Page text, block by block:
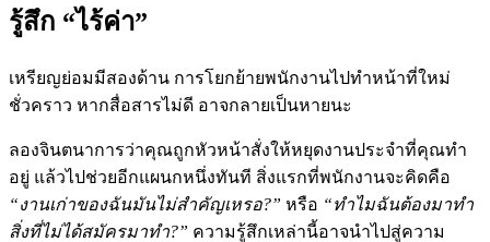
รู้สึก “ไร้ค่า”
เหรียญย่อมมีสองด้าน การโยกย้ายพนักงานไปทำหน้าที่ใหม่
ชั่วคราว หากสื่อสารไม่ดี อาจกลายเป็นหายนะ
ลองจินตนาการว่าคุณถูกหัวหน้าสั่งให้หยุดงานประจำที่คุณทำ
อยู่ แล้วไปช่วยอีกแผนกหนึ่งทันที สิ่งแรกที่พนักงานจะคิดคือ
“งานเก่าของฉันมันไม่สำคัญเหรอ?” หรือ “ทำไมฉันต้องมาทำ
สิ่งที่ไม่ได้สมัครมาทำ?” ความรู้สึกเหล่านี้อาจนำไปสู่ความ